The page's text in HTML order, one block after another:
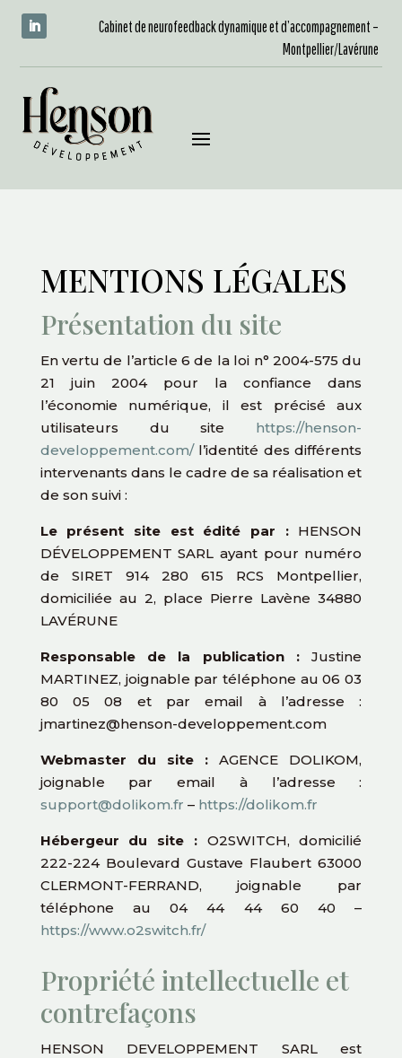
Cabinet de neurofeedback dynamique et d’accompagnement –
Montpellier/Lavérune
MENTIONS LÉGALES
Présentation du site
En vertu de l’article 6 de la loi n° 2004-575 du
21 juin 2004 pour la confiance dans
l’économie numérique, il est précisé aux
utilisateurs du site https://henson-
developpement.com/l’identité des différents
intervenants dans le cadre de sa réalisation et
de son suivi :
Le présent site est édité par :HENSON
DÉVELOPPEMENT SARL ayant pour numéro
de SIRET 914 280 615 RCS Montpellier,
domiciliée au 2, place Pierre Lavène 34880
LAVÉRUNE
Responsable de la publication :Justine
MARTINEZ, joignable par téléphone au 06 03
80 05 08 et par email à l’adresse :
jmartinez@henson-developpement.com
Webmaster du site : AGENCE DOLIKOM,
joignable par email à l’adresse :
support@dolikom.fr – https://dolikom.fr
Hébergeur du site :O2SWITCH, domicilié
222-224 Boulevard Gustave Flaubert 63000
CLERMONT-FERRAND, joignable par
téléphone au 04 44 44 60 40 –
https://www.o2switch.fr/
Propriété intellectuelle et
contrefaçons
HENSON DEVELOPPEMENT SARL est